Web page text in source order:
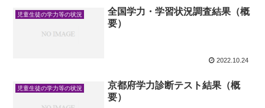
児童生徒の学力等の状況
全国学力・学習状況調査結果（概
要）
2022.10.24
児童生徒の学力等の状況
京都府学力診断テスト結果（概
要）